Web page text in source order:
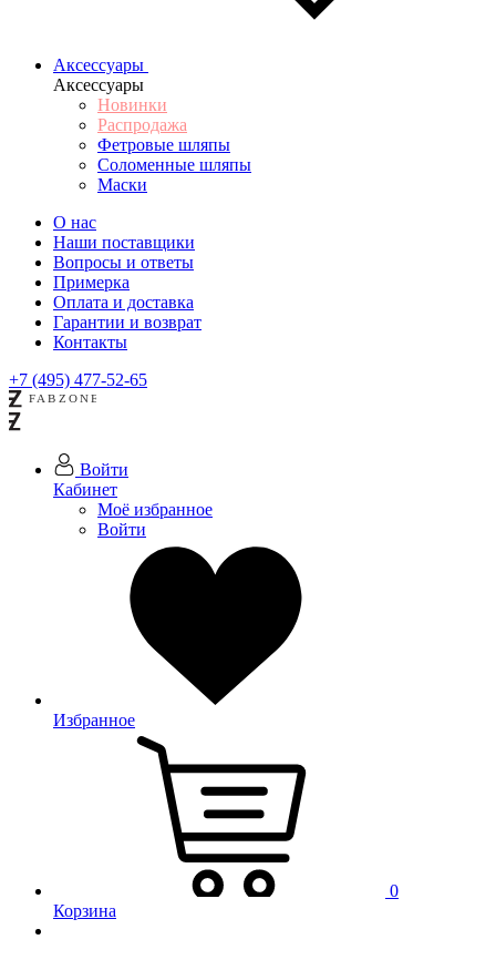
Аксессуары
Аксессуары
Новинки
Распродажа
Фетровые шляпы
Соломенные шляпы
Маски
О нас
Наши поставщики
Вопросы и ответы
Примерка
Оплата и доставка
Гарантии и возврат
Контакты
+7 (495) 477-52-65
Войти
Кабинет
Моё избранное
Войти
Избранное
0
Корзина